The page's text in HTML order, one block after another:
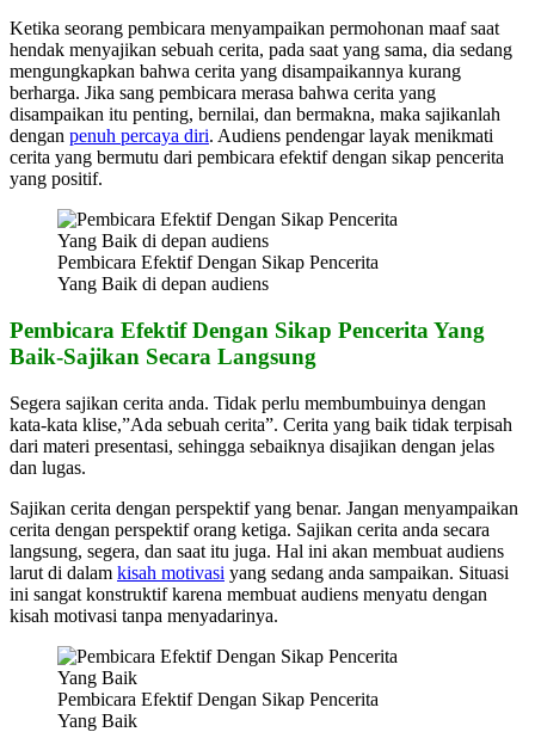
Ketika seorang pembicara menyampaikan permohonan maaf saat
hendak menyajikan sebuah cerita, pada saat yang sama, dia sedang
mengungkapkan bahwa cerita yang disampaikannya kurang
berharga. Jika sang pembicara merasa bahwa cerita yang
disampaikan itu penting, bernilai, dan bermakna, maka sajikanlah
dengan penuh percaya diri. Audiens pendengar layak menikmati
cerita yang bermutu dari pembicara efektif dengan sikap pencerita
yang positif.
Pembicara Efektif Dengan Sikap Pencerita
Yang Baik di depan audiens
Pembicara Efektif Dengan Sikap Pencerita Yang
Baik-Sajikan Secara Langsung
Segera sajikan cerita anda. Tidak perlu membumbuinya dengan
kata-kata klise,”Ada sebuah cerita”. Cerita yang baik tidak terpisah
dari materi presentasi, sehingga sebaiknya disajikan dengan jelas
dan lugas.
Sajikan cerita dengan perspektif yang benar. Jangan menyampaikan
cerita dengan perspektif orang ketiga. Sajikan cerita anda secara
langsung, segera, dan saat itu juga. Hal ini akan membuat audiens
larut di dalam kisah motivasi yang sedang anda sampaikan. Situasi
ini sangat konstruktif karena membuat audiens menyatu dengan
kisah motivasi tanpa menyadarinya.
Pembicara Efektif Dengan Sikap Pencerita
Yang Baik